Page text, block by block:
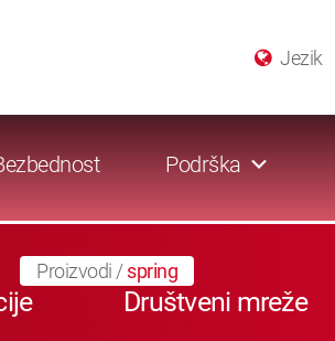
Jezik
Podrška
Proizvodi /spring
Društveni mreže